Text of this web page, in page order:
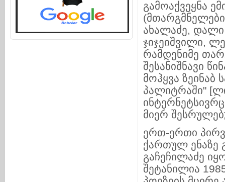
გამოაქვეყნა
ახალაძე, დალი
ჯიჯეიშვილი,
რამდენიმე
შესანიშნავი
მოჰყვა
პალიტრაში"
მიერ
ერთ-ერთი
ქართულ ენაზე
გაჩეჩილაძე
შეტანილია